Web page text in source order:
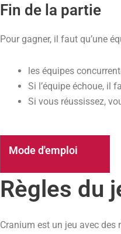
Fin de la partie
Pour gagner, il faut qu’une
les équipes
Si l’équipe échoue, il
Si vous réussissez,
Mode d'emploi
Règles du
Cranium est un jeu avec des